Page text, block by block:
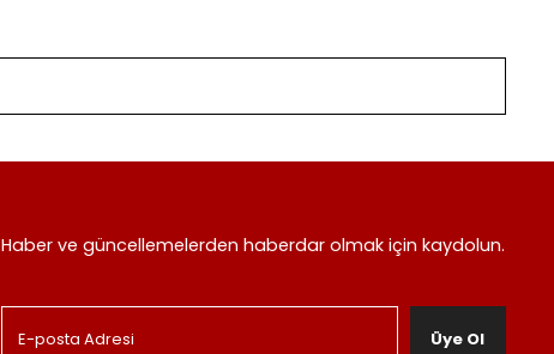
Haber ve güncellemelerden haberdar olmak için kaydolun.
Üye Ol